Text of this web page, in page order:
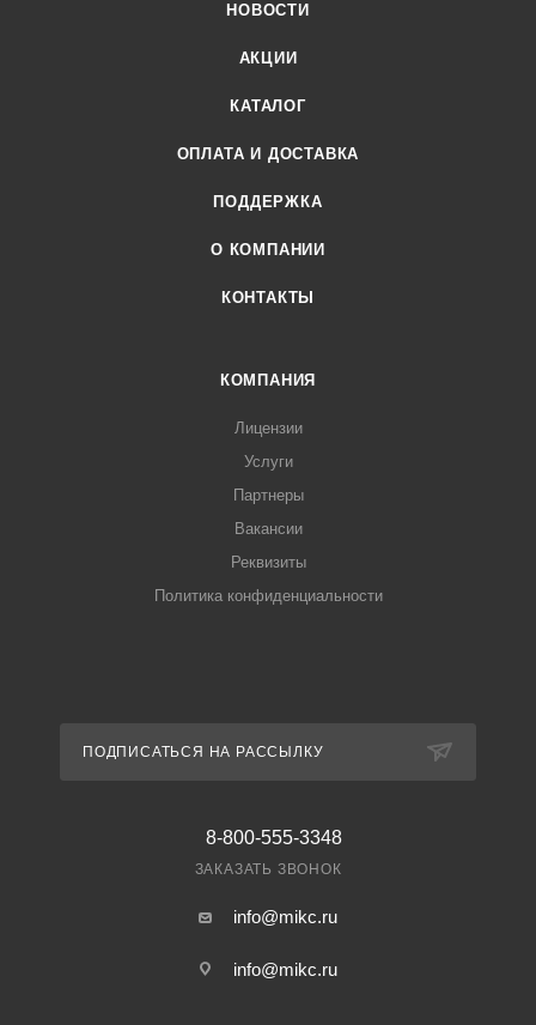
НОВОСТИ
АКЦИИ
КАТАЛОГ
ОПЛАТА И ДОСТАВКА
ПОДДЕРЖКА
О КОМПАНИИ
КОНТАКТЫ
КОМПАНИЯ
Лицензии
Услуги
Партнеры
Вакансии
Реквизиты
Политика конфиденциальности
ПОДПИСАТЬСЯ НА РАССЫЛКУ
8-800-555-3348
ЗАКАЗАТЬ ЗВОНОК
info@mikc.ru
info@mikc.ru